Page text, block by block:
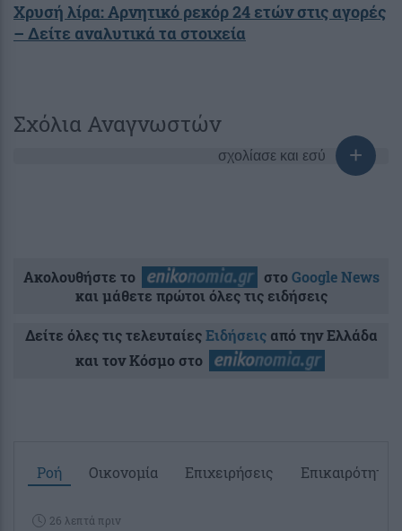
Χρυσή λίρα: Αρνητικό ρεκόρ 24 ετών στις αγορές
– Δείτε αναλυτικά τα στοιχεία
Σχόλια Αναγνωστών
σχολίασε και εσύ
Ακολουθήστε το στοGoogle News
και μάθετε πρώτοι όλες τις ειδήσεις
Δείτε όλες τις τελευταίεςΕιδήσειςαπό την Ελλάδα
και τον Κόσμο στο
Ροή Οικονομία Επιχειρήσεις Επικαιρότητα
26 λεπτά πριν